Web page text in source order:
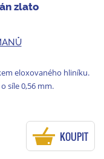
zlato
eloxovaného hliníku.
síle 0,56 mm.
KOUPIT